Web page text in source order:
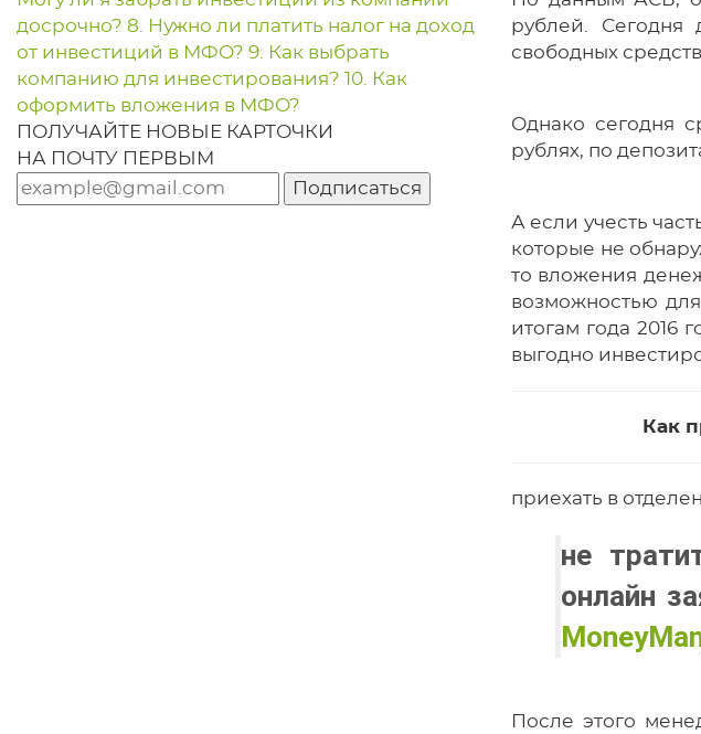
рублей. Сегодня
свободных
Однако сегодня
рублях, по
А если учесть
которые не
то вложения
возможностью
итогам года 2016
выгодно
Как
приехать в
не
онлайн
После этого
досрочно? 8. Нужно ли платить налог на доход
от инвестиций в МФО? 9. Как выбрать
компанию для инвестирования? 10. Как
оформить вложения в МФО?
ПОЛУЧАЙТЕ НОВЫЕ КАРТОЧКИ
НА ПОЧТУ ПЕРВЫМ
Подписаться